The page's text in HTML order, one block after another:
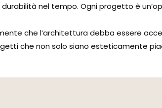
nel tempo. Ogni progetto è
che l’architettura debba essere
che non solo siano esteticamente